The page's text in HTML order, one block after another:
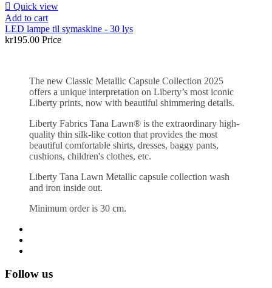
 Quick view
Add to cart
LED lampe til symaskine - 30 lys
kr195.00 Price
The new Classic Metallic Capsule Collection 2025
offers a unique interpretation on Liberty’s most iconic
Liberty prints, now with beautiful shimmering details.
Liberty Fabrics Tana Lawn® is the extraordinary high-
quality thin silk-like cotton that provides the most
beautiful comfortable shirts, dresses, baggy pants,
cushions, children's clothes, etc.
Liberty Tana Lawn Metallic capsule collection wash
and iron inside out.
Minimum order is 30 cm.
Follow us